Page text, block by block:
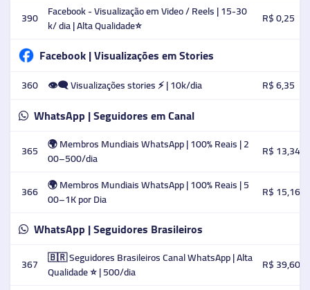
390 Facebook - Visualização em Video / Reels | 15-30
k/ dia | Alta Qualidade⭐️
R$ 0,25
Facebook | Visualizações em Stories
360 👁️‍🗨️ Visualizações stories ⚡ | 10k/dia R$ 6,35
WhatsApp | Seguidores em Canal
365 🌍 Membros Mundiais WhatsApp | 100% Reais | 2
00–500/dia
R$ 13,34
366 🌍 Membros Mundiais WhatsApp | 100% Reais | 5
00–1K por Dia
R$ 15,16
WhatsApp | Seguidores Brasileiros
367 🇧🇷 Seguidores Brasileiros Canal WhatsApp | Alta
Qualidade ⭐️ | 500/dia
R$ 39,60